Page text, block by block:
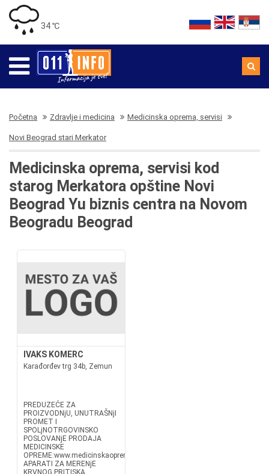
34 ℃
Početna Zdravlje i medicina Medicinska oprema, servisi
Novi Beograd stari Merkator
Medicinska oprema, servisi kod
starog Merkatora opštine Novi
Beograd Yu biznis centra na Novom
Beogradu Beograd
IVAKS KOMERC
Karađorđev trg 34b, Zemun
PREDUZEĆE ZA
PROIZVODNjU, UNUTRAŠNjI
PROMET I
SPOLjNOTRGOVINSKO
POSLOVANjE PRODAJA
MEDICINSKE
OPREME:www.medicinskaopremazemun.com-
APARATI ZA MERENjE
KRVNOG PRITISKA